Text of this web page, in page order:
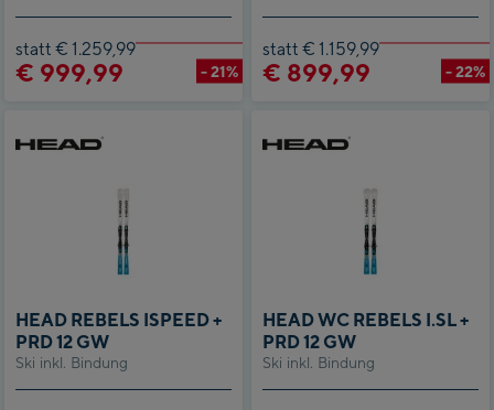
statt € 1.259,99
€ 999,99 - 21%
statt € 1.159,99
€ 899,99 - 22%
Ski inkl. Bindung
HEAD REBELS ISPEED +
PRD 12 GW
Ski inkl. Bindung
HEAD WC REBELS I.SL +
PRD 12 GW